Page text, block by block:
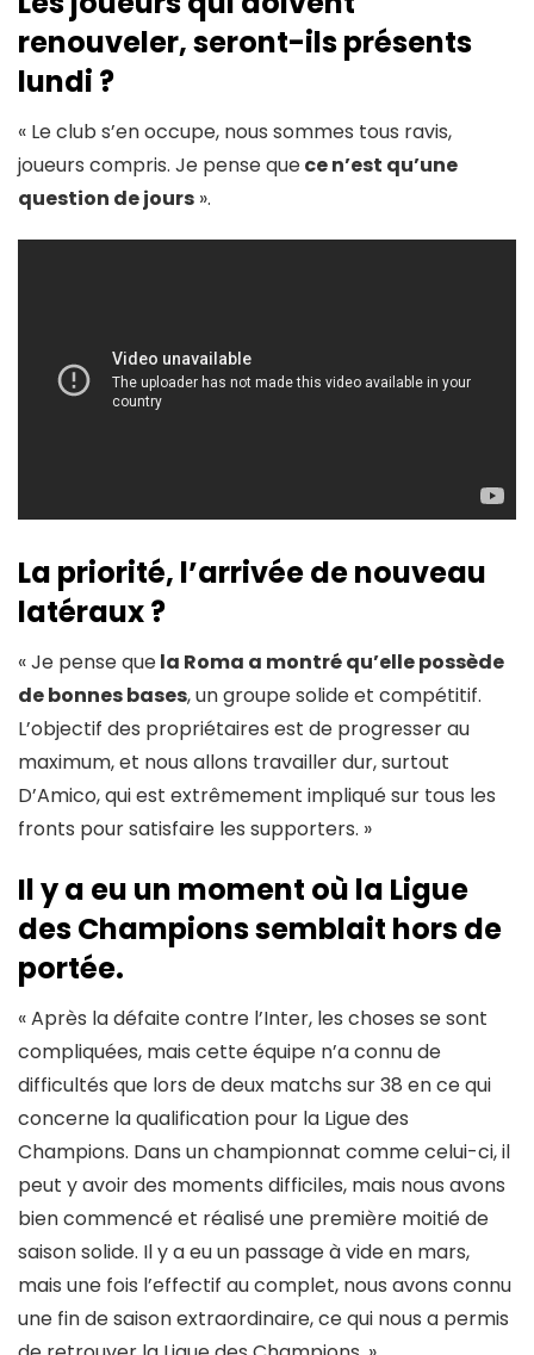
renouveler, seront-ils présents
lundi ?
« Le club s’en occupe, nous sommes tous ravis,
joueurs compris. Je pense quece n’est qu’une
question de jours ».
La priorité, l’arrivée de nouveau
latéraux ?
« Je pense quela Roma a montré qu’elle possède
de bonnes bases, un groupe solide et compétitif.
L’objectif des propriétaires est de progresser au
maximum, et nous allons travailler dur, surtout
D’Amico, qui est extrêmement impliqué sur tous les
fronts pour satisfaire les supporters. »
Il y a eu un moment où la Ligue
des Champions semblait hors de
portée.
« Après la défaite contre l’Inter, les choses se sont
compliquées, mais cette équipe n’a connu de
difficultés que lors de deux matchs sur 38 en ce qui
concerne la qualification pour la Ligue des
Champions. Dans un championnat comme celui-ci, il
peut y avoir des moments difficiles, mais nous avons
bien commencé et réalisé une première moitié de
saison solide. Il y a eu un passage à vide en mars,
mais une fois l’effectif au complet, nous avons connu
une fin de saison extraordinaire, ce qui nous a permis